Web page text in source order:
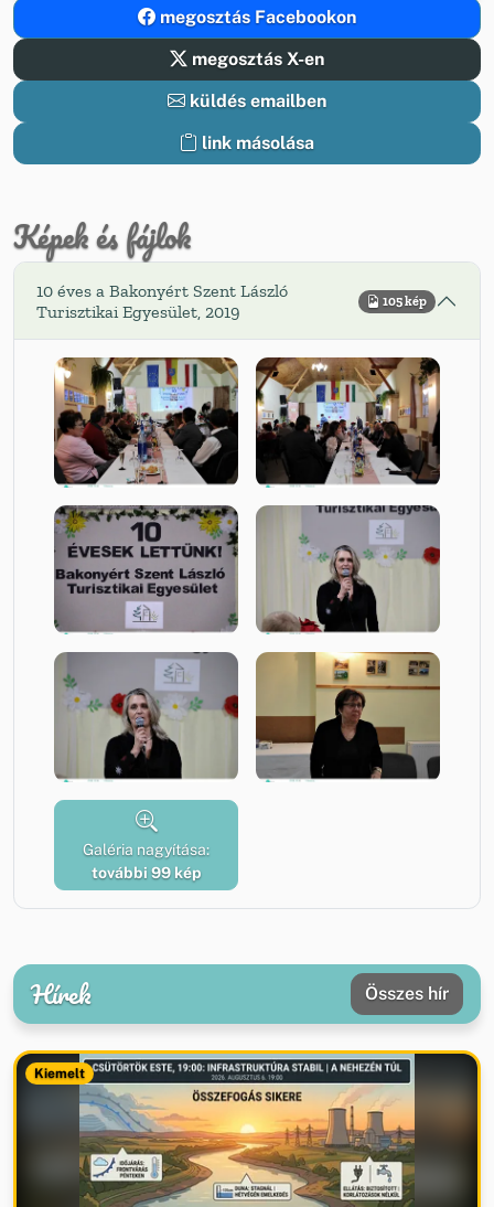
megosztás Facebookon
megosztás X-en
küldés emailben
link másolása
Képek és fájlok
10 éves a Bakonyért Szent László
Turisztikai Egyesület, 2019
105 kép
Galéria nagyítása:
további 99 kép
Hírek Összes hír
Kiemelt